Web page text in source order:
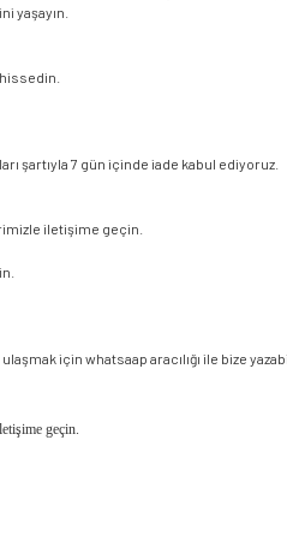
yaşayın.
şartıyla 7 gün içinde iade kabul ediyoruz.
iletişime geçin.
için whatsaap aracılığı ile bize
geçin.